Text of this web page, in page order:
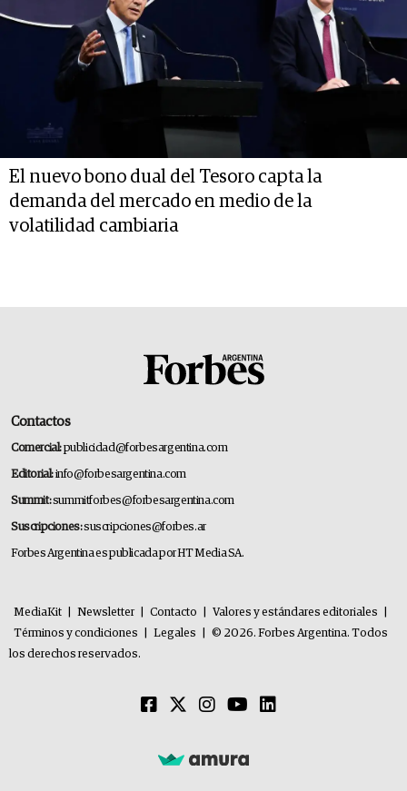
El nuevo bono dual del Tesoro capta la
demanda del mercado en medio de la
volatilidad cambiaria
Contactos
Comercial:publicidad@forbesargentina.com
Editorial:info@forbesargentina.com
Summit:summitforbes@forbesargentina.com
Suscripciones:suscripciones@forbes.ar
Forbes Argentina es publicada por HT Media SA.
MediaKit Newsletter Contacto Valores y estándares editoriales
Términos y condiciones
Legales
© 2026. Forbes Argentina. Todos
los derechos reservados.